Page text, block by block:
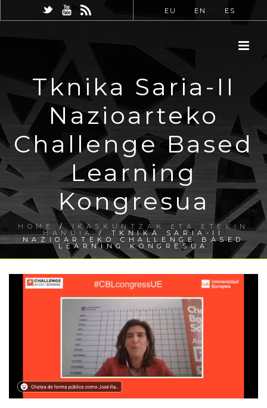
EU EN ES
Tknika Saria-II
Nazioarteko
Challenge Based
Learning
Kongresua
HOME /IKASKUNTZAK ETA ETEKIN
HANDIA/ TKNIKA SARIA-II
NAZIOARTEKO CHALLENGE BASED
LEARNING KONGRESUA